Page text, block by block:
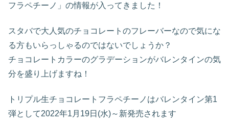
フラペチーノ」の情報が入ってきました！
スタバで大人気のチョコレートのフレーバーなので気にな
る方もいらっしゃるのではないでしょうか？
チョコレートカラーのグラデーションがバレンタインの気
分を盛り上げますね！
トリプル生チョコレートフラペチーノはバレンタイン第1
弾として2022年1月19日(水)～新発売されます